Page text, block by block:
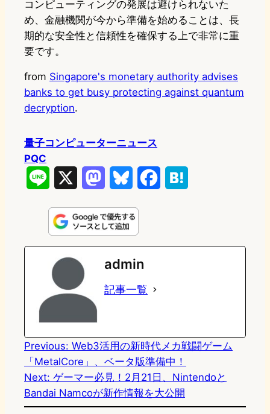
コンピューティングの発展は避けられないた
め、金融機関が今から準備を始めることは、長
期的な安全性と信頼性を確保する上で非常に重
要です。
from Singapore's monetary authority advises
banks to get busy protecting against quantum
decryption.
量子コンピューターニュース
PQC
n
e
s
t
o
d
n
u
e
s
k
e
k
e
admin
記事一覧
Previous: Web3活用の新時代メカ戦闘ゲーム
「MetalCore」、ベータ版準備中！
Next: ゲーマー必見！2月21日、Nintendoと
Bandai Namcoが新作情報を大公開